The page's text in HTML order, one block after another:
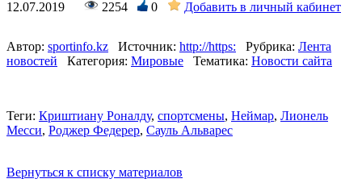
12.07.2019 2254 0 Добавить в личный кабинет
Автор: sportinfo.kz Источник: http://https: Рубрика: Лента
новостей
Категория: Мировые Тематика: Новости сайта
Теги: Криштиану Роналду, спортсмены, Неймар, Лионель
Месси, Роджер Федерер, Сауль Альварес
Вернуться к списку материалов